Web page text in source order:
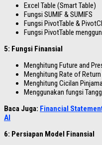
Excel Table (Smart Table)
Fungsi SUMIF & SUMIFS
Fungsi PivotTable &
Fungsi PivotTable
5: Fungsi Finansial
Menghitung Future and
Menghitung Rate of
Menghitung Cicilan
Menggunakan fungsi
Baca Juga: Financial
AI
6: Persiapan Model Finansial